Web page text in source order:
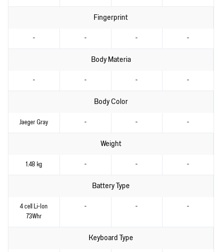
Fingerprint
- - - -
Body Materia
- - - -
Body Color
Jaeger Gray - - -
Weight
1.48 kg - - -
Battery Type
4 cell Li-Ion
73Whr
- - -
Keyboard Type